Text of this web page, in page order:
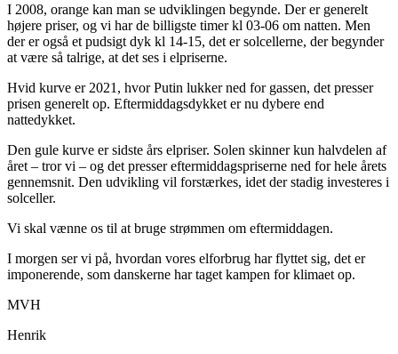
I 2008, orange kan man se udviklingen begynde. Der er generelt
højere priser, og vi har de billigste timer kl 03-06 om natten. Men
der er også et pudsigt dyk kl 14-15, det er solcellerne, der begynder
at være så talrige, at det ses i elpriserne.
Hvid kurve er 2021, hvor Putin lukker ned for gassen, det presser
prisen generelt op. Eftermiddagsdykket er nu dybere end
nattedykket.
Den gule kurve er sidste års elpriser. Solen skinner kun halvdelen af
året – tror vi – og det presser eftermiddagspriserne ned for hele årets
gennemsnit. Den udvikling vil forstærkes, idet der stadig investeres i
solceller.
Vi skal vænne os til at bruge strømmen om eftermiddagen.
I morgen ser vi på, hvordan vores elforbrug har flyttet sig, det er
imponerende, som danskerne har taget kampen for klimaet op.
MVH
Henrik